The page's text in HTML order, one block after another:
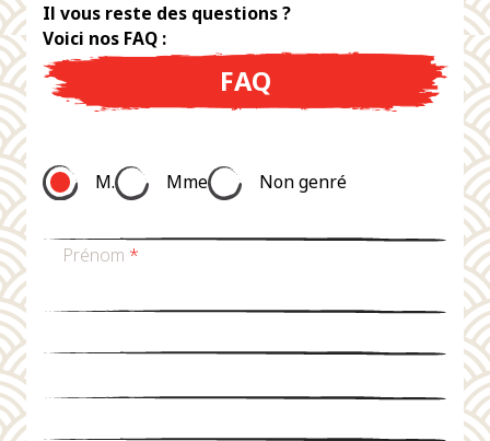
Il vous reste des questions ?
Voici nos FAQ :
FAQ
M. Mme Non genré
Prénom *